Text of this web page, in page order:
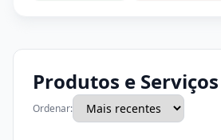
Produtos e Serviços
Ordenar: